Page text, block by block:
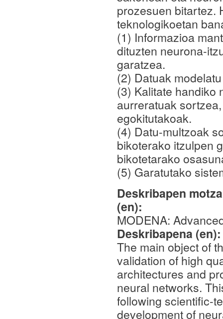
prozesuen bitartez.
teknologikoetan
(1) Informazioa
dituzten neurona-
garatzea.
(2) Datuak
(3) Kalitate handiko
aurreratuak
egokitutakoak.
(4) Datu-multzoak
bikoterako itzulpen
bikotetarako
(5) Garatutako
Deskribapen
(en):
MODENA:
Deskribapena
The main object of
validation of high
architectures and
neural networks.
following scientific-
development of